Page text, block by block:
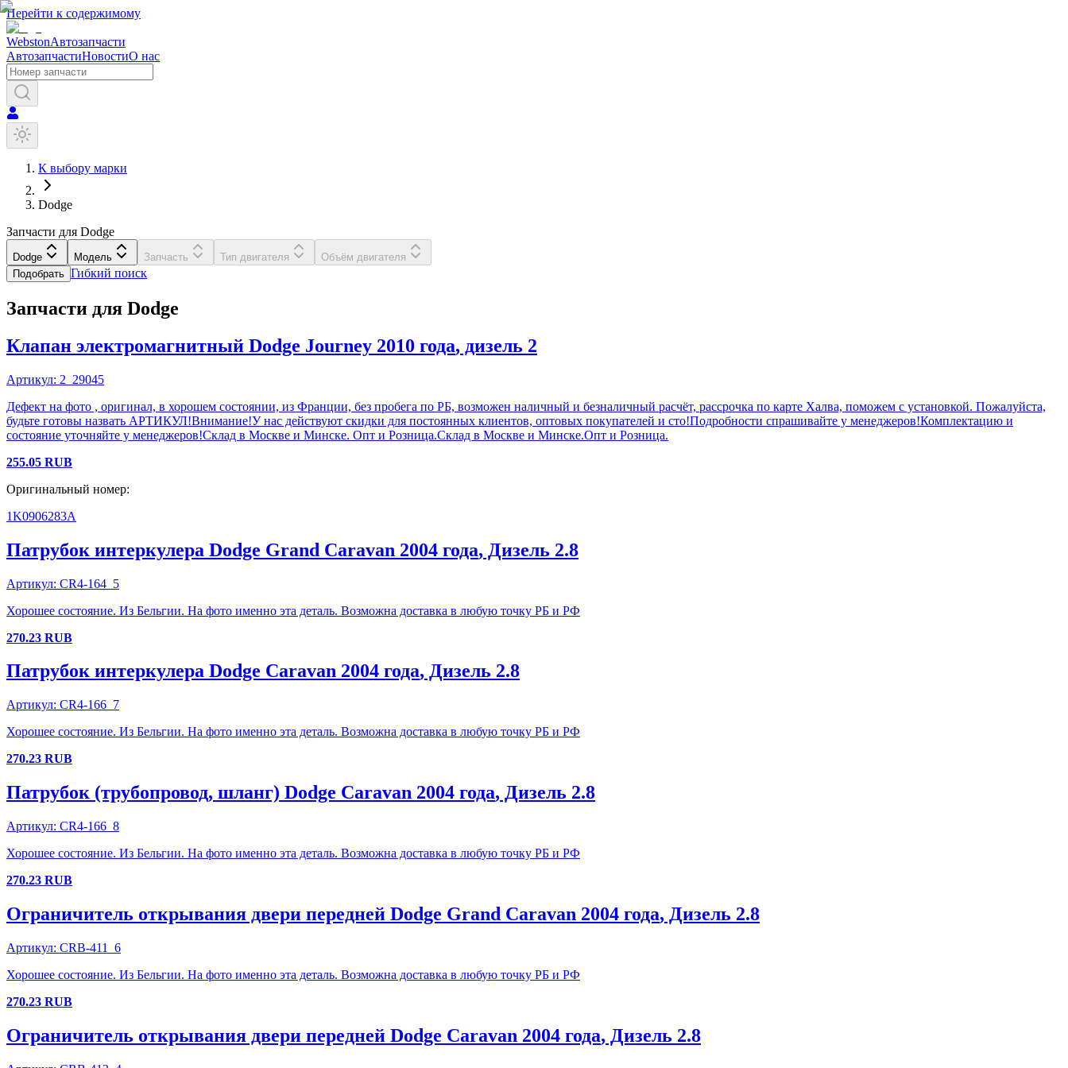
Перейти к содержимому
WebstonАвтозапчасти
АвтозапчастиНовостиО нас
К выбору марки
Dodge
Запчасти для Dodge
Dodge Модель Запчасть Тип двигателя
Объём двигателя
Подобрать Гибкий поиск
Запчасти для Dodge
Клапан электромагнитный Dodge Journey 2010 года, дизель 2
Артикул: 2_29045
Дефект на фото , оригинал, в хорошем состоянии, из Франции, без пробега по РБ, возможен наличный и безналичный расчёт, рассрочка по карте Халва, поможем с установкой. Пожалуйста,
будьте готовы назвать АРТИКУЛ!Внимание!У нас действуют скидки для постоянных клиентов, оптовых покупателей и сто!Подробности спрашивайте у менеджеров!Комплектацию и
состояние уточняйте у менеджеров!Склад в Москве и Минске. Опт и Розница.Склад в Москве и Минске.Опт и Розница.
255.05 RUB
Оригинальный номер:
1K0906283A
Патрубок интеркулера Dodge Grand Caravan 2004 года, Дизель 2.8
Артикул: CR4-164_5
Хорошее состояние. Из Бельгии. На фото именно эта деталь. Возможна доставка в любую точку РБ и РФ
270.23 RUB
Патрубок интеркулера Dodge Caravan 2004 года, Дизель 2.8
Артикул: CR4-166_7
Хорошее состояние. Из Бельгии. На фото именно эта деталь. Возможна доставка в любую точку РБ и РФ
270.23 RUB
Патрубок (трубопровод, шланг) Dodge Caravan 2004 года, Дизель 2.8
Артикул: CR4-166_8
Хорошее состояние. Из Бельгии. На фото именно эта деталь. Возможна доставка в любую точку РБ и РФ
270.23 RUB
Ограничитель открывания двери передней Dodge Grand Caravan 2004 года, Дизель 2.8
Артикул: CRB-411_6
Хорошее состояние. Из Бельгии. На фото именно эта деталь. Возможна доставка в любую точку РБ и РФ
270.23 RUB
Ограничитель открывания двери передней Dodge Caravan 2004 года, Дизель 2.8